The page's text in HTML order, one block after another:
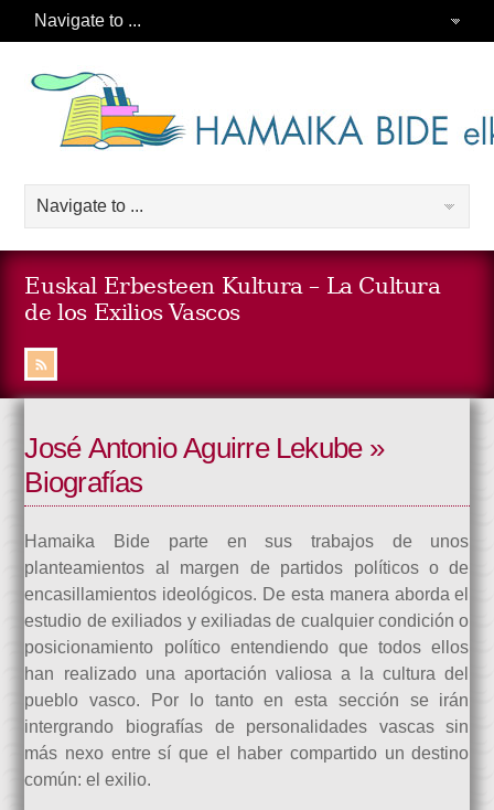
Euskal Erbesteen Kultura – La Cultura
de los Exilios Vascos
José Antonio Aguirre Lekube »
Biografías
Hamaika Bide parte en sus trabajos de unos
planteamientos al margen de partidos políticos o de
encasillamientos ideológicos. De esta manera aborda el
estudio de exiliados y exiliadas de cualquier condición o
posicionamiento político entendiendo que todos ellos
han realizado una aportación valiosa a la cultura del
pueblo vasco. Por lo tanto en esta sección se irán
intergrando biografías de personalidades vascas sin
más nexo entre sí que el haber compartido un destino
común: el exilio.